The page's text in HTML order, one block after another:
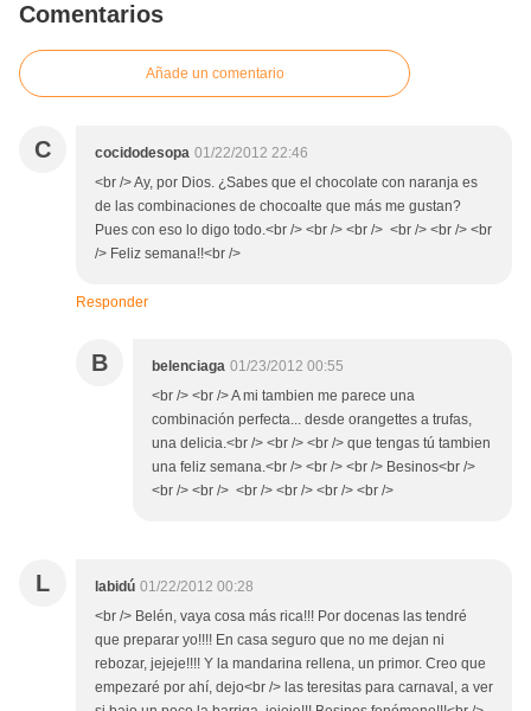
Comentarios
Añade un comentario
C cocidodesopa 01/22/2012 22:46
<br /> Ay, por Dios. ¿Sabes que el chocolate con naranja es
de las combinaciones de chocoalte que más me gustan?
Pues con eso lo digo todo.<br /> <br /> <br /> <br /> <br /> <br
/> Feliz semana!!<br />
Responder
B belenciaga 01/23/2012 00:55
<br /> <br /> A mi tambien me parece una
combinación perfecta... desde orangettes a trufas,
una delicia.<br /> <br /> <br /> que tengas tú tambien
una feliz semana.<br /> <br /> <br /> Besinos<br />
<br /> <br /> <br /> <br /> <br /> <br />
L labidú 01/22/2012 00:28
<br /> Belén, vaya cosa más rica!!! Por docenas las tendré
que preparar yo!!!! En casa seguro que no me dejan ni
rebozar, jejeje!!!! Y la mandarina rellena, un primor. Creo que
empezaré por ahí, dejo<br /> las teresitas para carnaval, a ver